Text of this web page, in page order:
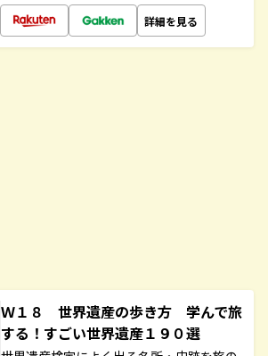
詳細を見る
Ｗ１８ 世界遺産の歩き方 学んで旅
する！すごい世界遺産１９０選